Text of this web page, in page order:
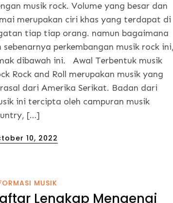
musik rock. Volume yang besar dan
merupakan ciri khas yang terdapat di
tiap tiap orang. namun bagaimana
sebenarnya perkembangan musik rock ini,
dibawah ini. Awal Terbentuk musik
Rock and Roll merupakan musik yang
dari Amerika Serikat. Badan dari
ini tercipta oleh campuran musik
[…]
10, 2022
MUSIK
Lengkap Mengenai